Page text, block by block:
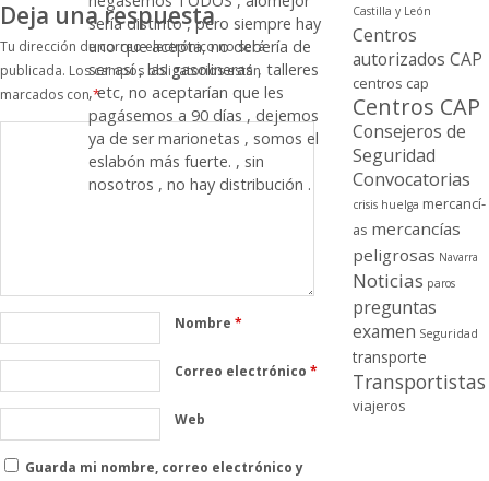
serí­a distinto , pero siempre hay
uno que acepta, no deberí­a de
ser así­ , las gasolineras , talleres
, etc, no aceptarí­an que les
pagásemos a 90 dí­as , dejemos
ya de ser marionetas , somos el
eslabón más fuerte. , sin
nosotros , no hay distribución .
Deja una respuesta
Tu dirección de correo electrónico no será
publicada. Los campos obligatorios están
marcados con*
Nombre*
Correo electrónico*
Web
Guarda mi nombre, correo electrónico y
Castilla y León
Centros
autorizados CAP
centros cap
Centros CAP
Consejeros de
Seguridad
Convocatorias
crisis huelga mercancí­
as mercancí­as
peligrosas Navarra
Noticias paros
preguntas
examen Seguridad
transporte
Transportistas
viajeros